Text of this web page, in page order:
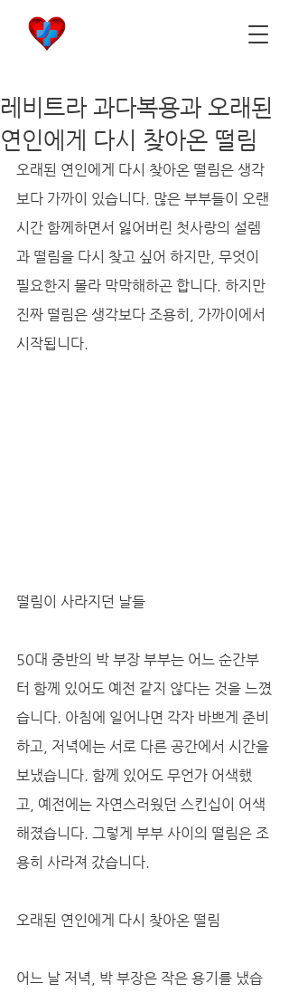
레비트라 과다복용과 오래된
연인에게 다시 찾아온 떨림
오래된 연인에게 다시 찾아온 떨림은 생각
보다 가까이 있습니다. 많은 부부들이 오랜
시간 함께하면서 잃어버린 첫사랑의 설렘
과 떨림을 다시 찾고 싶어 하지만, 무엇이
필요한지 몰라 막막해하곤 합니다. 하지만
진짜 떨림은 생각보다 조용히, 가까이에서
시작됩니다.
떨림이 사라지던 날들
50대 중반의 박 부장 부부는 어느 순간부
터 함께 있어도 예전 같지 않다는 것을 느꼈
습니다. 아침에 일어나면 각자 바쁘게 준비
하고, 저녁에는 서로 다른 공간에서 시간을
보냈습니다. 함께 있어도 무언가 어색했
고, 예전에는 자연스러웠던 스킨십이 어색
해졌습니다. 그렇게 부부 사이의 떨림은 조
용히 사라져 갔습니다.
오래된 연인에게 다시 찾아온 떨림
어느 날 저녁, 박 부장은 작은 용기를 냈습